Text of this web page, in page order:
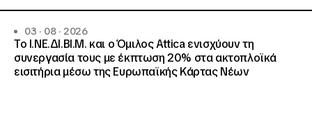
03 · 08 · 2026
Το Ι.ΝΕ.ΔΙ.ΒΙ.Μ. και o Όμιλος Attica ενισχύουν τη
συνεργασία τους με έκπτωση 20% στα ακτοπλοϊκά
εισιτήρια μέσω της Ευρωπαϊκής Κάρτας Νέων